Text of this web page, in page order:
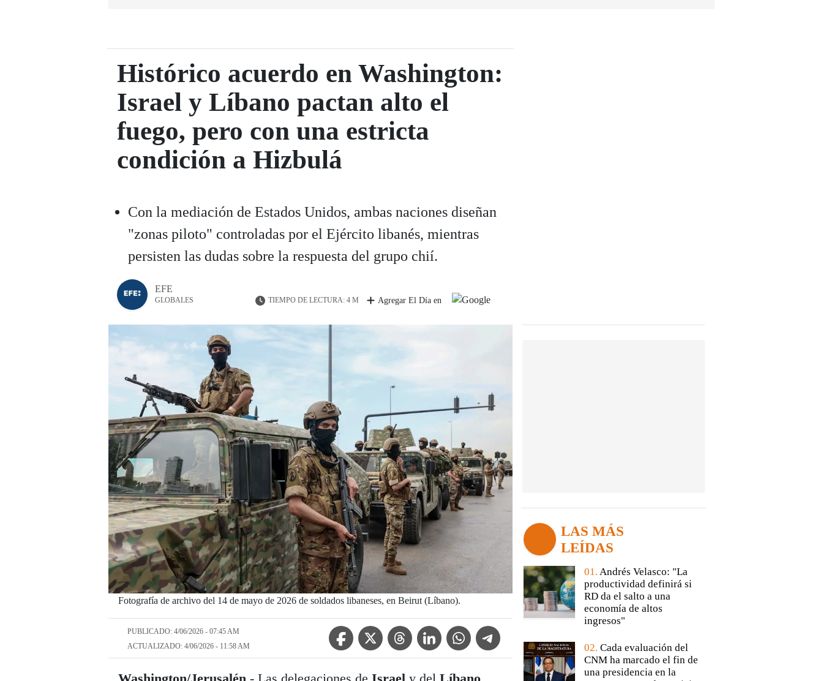
Histórico acuerdo en Washington:
Israel y Líbano pactan alto el
fuego, pero con una estricta
condición a Hizbulá
Con la mediación de Estados Unidos, ambas naciones diseñan
"zonas piloto" controladas por el Ejército libanés, mientras
persisten las dudas sobre la respuesta del grupo chií.
EFE
GLOBALES TIEMPO DE LECTURA: 4 M Agregar El Día en
Fotografía de archivo del 14 de mayo de 2026 de soldados libaneses, en Beirut (Líbano).
PUBLICADO: 4/06/2026 - 07:45 AM
ACTUALIZADO: 4/06/2026 - 11:58 AM
Facebook IconTwitter IconThreads IconLinkedin IconWhatsApp IconTelegram Icon
LAS MÁS
LEÍDAS
01. Andrés Velasco: "La
productividad definirá si
RD da el salto a una
economía de altos
ingresos"
02. Cada evaluación del
CNM ha marcado el fin de
una presidencia en la